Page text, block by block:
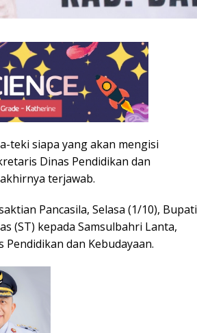
teki siapa yang akan mengisi
Dinas Pendidikan dan
terjawab.
Pancasila, Selasa (1/10), Bupati
(ST) kepada Samsulbahri Lanta,
Pendidikan dan Kebudayaan.